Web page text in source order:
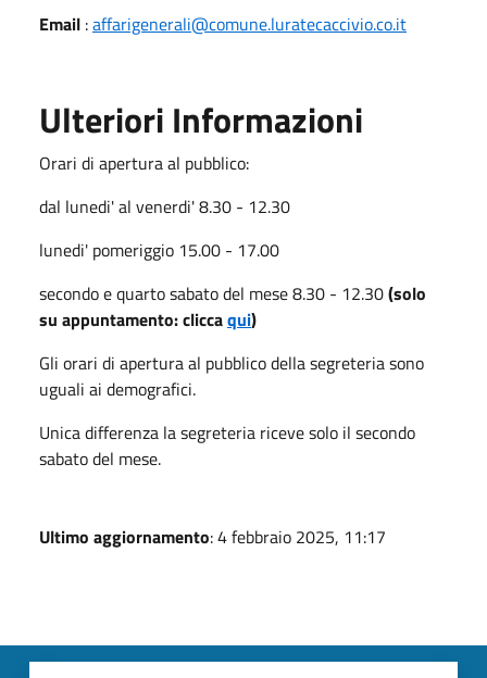
Email :affarigenerali@comune.luratecaccivio.co.it
Ulteriori Informazioni
Orari di apertura al pubblico:
dal lunedi' al venerdi' 8.30 - 12.30
lunedi' pomeriggio 15.00 - 17.00
secondo e quarto sabato del mese 8.30 - 12.30(solo
su appuntamento: cliccaqui)
Gli orari di apertura al pubblico della segreteria sono
uguali ai demografici.
Unica differenza la segreteria riceve solo il secondo
sabato del mese.
Ultimo aggiornamento: 4 febbraio 2025, 11:17